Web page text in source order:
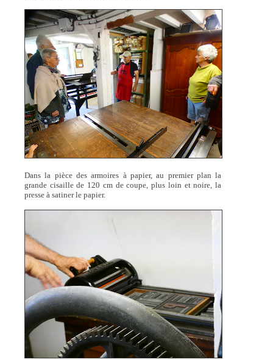
Dans la pièce des armoires à papier, au premier plan la
grande cisaille de 120 cm de coupe, plus loin et noire, la
presse à satiner le papier.